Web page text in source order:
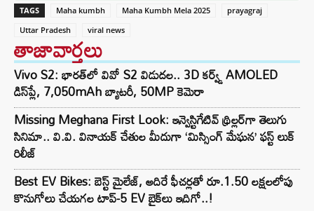
TAGS Maha kumbh Maha Kumbh Mela 2025
prayagraj
Uttar Pradesh
viral news
తాజావార్తలు
Vivo S2: భారత్‌లో వివో S2 విడుదల.. 3D కర్వ్డ్ AMOLED
డిస్‌ప్లే, 7,050mAh బ్యాటరీ, 50MP కెమెరా
Missing Meghana First Look: ఇన్వెస్టిగేటివ్ థ్రిల్లర్‌గా తెలుగు
సినిమా.. వి.వి. వినాయక్ చేతుల మీదుగా ‘మిస్సింగ్ మేఘన’ ఫస్ట్ లుక్
రిలీజ్
Best EV Bikes: బెస్ట్ మైలేజ్, అదిరే ఫీచర్లతో రూ.1.50 లక్షలలోపు
కొనుగోలు చేయగల టాప్-5 EV బైక్‌లు ఇదిగో..!